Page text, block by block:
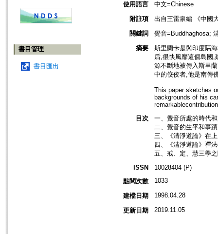
書目管理
書目匯出
使用語言
中文=Chinese
附註項
出自王雷泉編 《中國
關鍵詞
覺音=Buddhaghosa;
摘要
斯里蘭卡是與印度隔
后,很快風靡這個島國,
源不斷地被傳入斯里
中的佼佼者,他是南傳
This paper sketches
backgrounds of his
目次
一、覺音所處的時代
二、覺音的生平和事
三、《清淨道論》在
四、《清淨道論》禪
五、戒、定、慧三學
ISSN
10028404 (P)
點閱次數
1033
建檔日期 1998.04.28
更新日期 2019.11.05